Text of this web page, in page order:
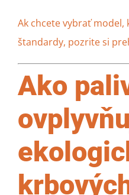
Ak chcete vybrať model,
štandardy, pozrite si
Ako